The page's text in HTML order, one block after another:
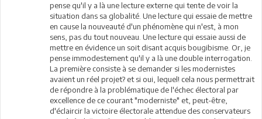
pense qu'il y a là une lecture externe qui tente de voir la
situation dans sa globalité. Une lecture qui essaie de mettre
en cause la nouveauté d'un phénomène qui n'est, à mon
sens, pas du tout nouveau. Une lecture qui essaie aussi de
mettre en évidence un soit disant acquis bougibisme. Or, je
pense immodestement qu'il y a là une double interrogation.
La première consiste à se demander si les modernistes
avaient un réel projet? et si oui, lequel! cela nous permettrait
de répondre à la problématique de l'échec électoral par
excellence de ce courant "moderniste" et, peut-être,
d'éclaircir la victoire électorale attendue des conservateurs